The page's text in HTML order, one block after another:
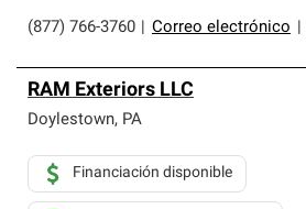
(877) 766-3760 Correo electrónico
RAM Exteriors LLC
Doylestown, PA
Financiación disponible